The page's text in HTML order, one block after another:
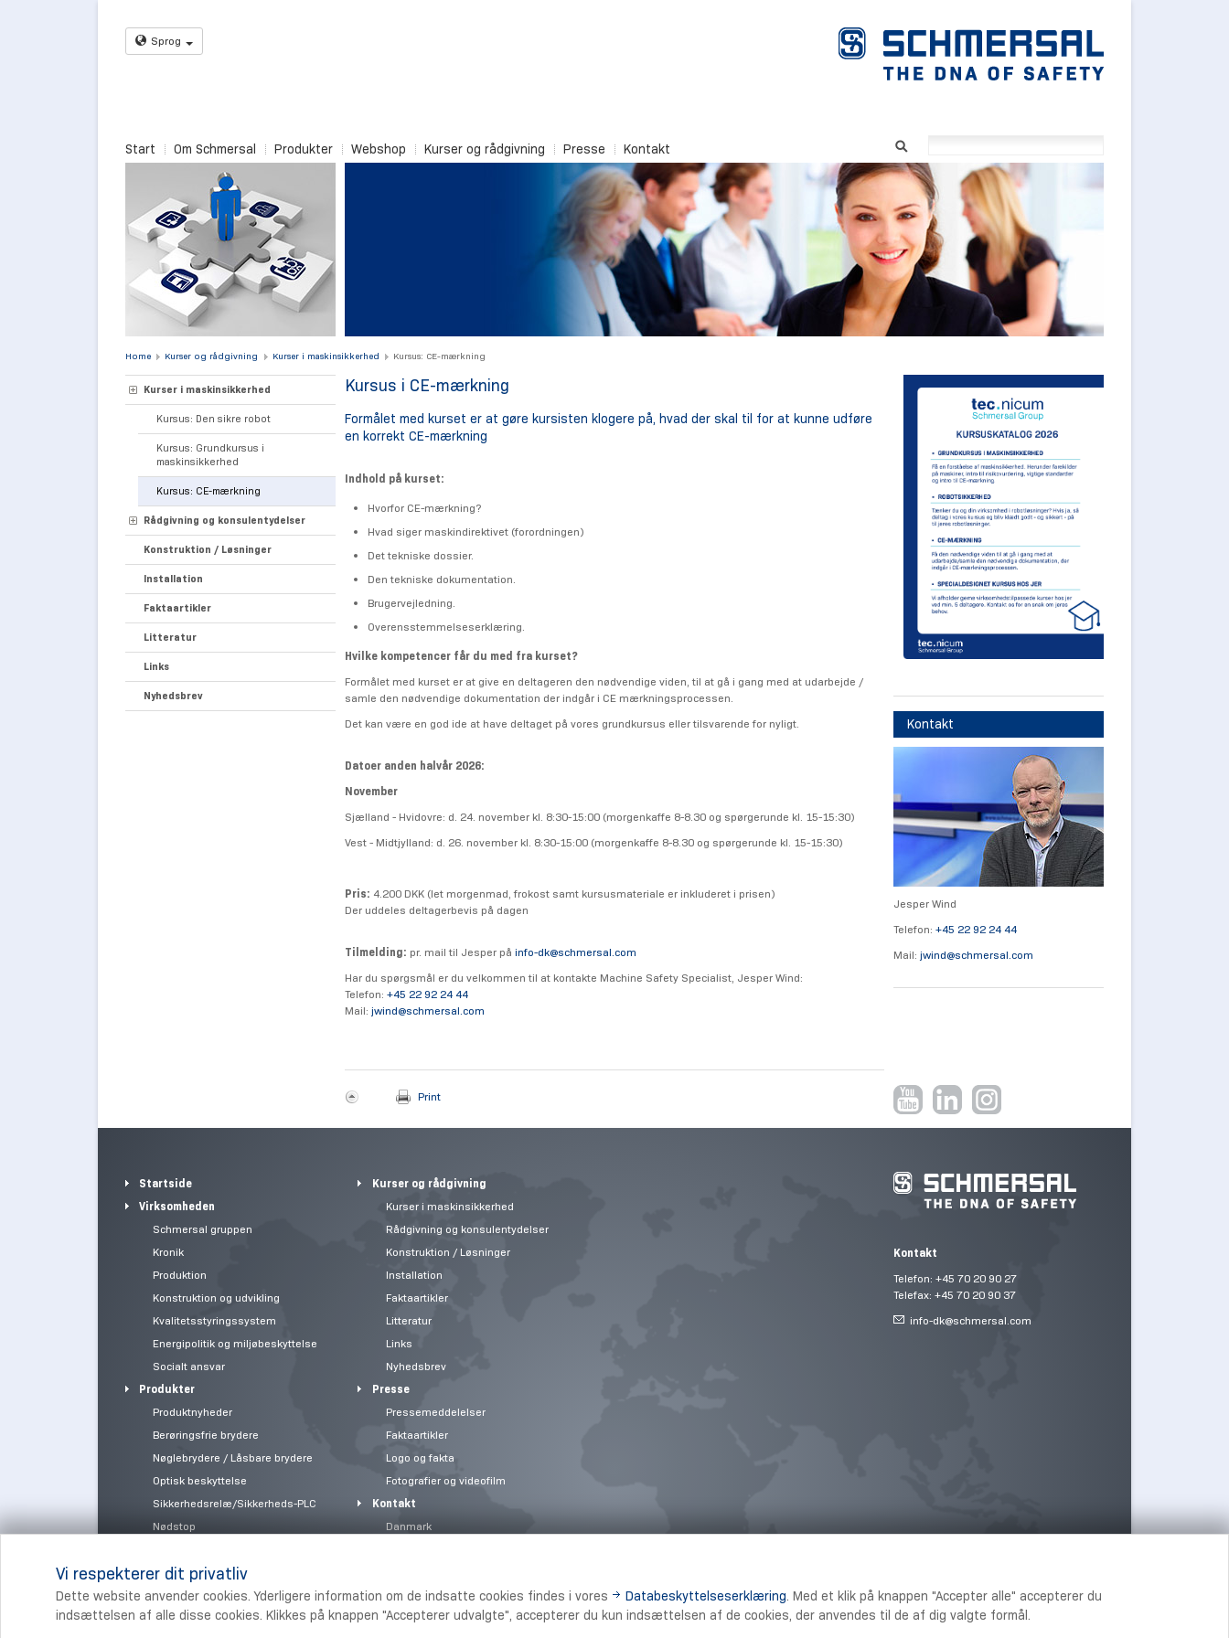
Sprog
Start Om Schmersal Produkter Webshop Kurser og rådgivning Presse Kontakt
Home Kurser og rådgivning Kurser i maskinsikkerhed Kursus: CE-mærkning
Kurser i maskinsikkerhed
Kursus: Den sikre robot
Kursus: Grundkursus i
maskinsikkerhed
Kursus: CE-mærkning
Rådgivning og konsulentydelser
Konstruktion / Løsninger
Installation
Faktaartikler
Litteratur
Links
Nyhedsbrev
Kursus i CE-mærkning
Formålet med kurset er at gøre kursisten klogere på, hvad der skal til for at kunne udføre
en korrekt CE-mærkning
Indhold på kurset:
Hvorfor CE-mærkning?
Hvad siger maskindirektivet (forordningen)
Det tekniske dossier.
Den tekniske dokumentation.
Brugervejledning.
Overensstemmelseserklæring.
Hvilke kompetencer får du med fra kurset?
Formålet med kurset er at give en deltageren den nødvendige viden, til at gå i gang med at udarbejde /
samle den nødvendige dokumentation der indgår i CE mærkningsprocessen.
Det kan være en god ide at have deltaget på vores grundkursus eller tilsvarende for nyligt.
Datoer anden halvår 2026:
November
Sjælland - Hvidovre: d. 24. november kl. 8:30-15:00 (morgenkaffe 8-8.30 og spørgerunde kl. 15-15:30)
Vest - Midtjylland: d. 26. november kl. 8:30-15:00 (morgenkaffe 8-8.30 og spørgerunde kl. 15-15:30)
Pris: 4.200 DKK (let morgenmad, frokost samt kursusmateriale er inkluderet i prisen)
Der uddeles deltagerbevis på dagen
Tilmelding: pr. mail til Jesper på info-dk@schmersal.com
Har du spørgsmål er du velkommen til at kontakte Machine Safety Specialist, Jesper Wind:
Telefon: +45 22 92 24 44
Mail: jwind@schmersal.com
Kontakt
Jesper Wind
Telefon: +45 22 92 24 44
Mail: jwind@schmersal.com
Print
Startside
Virksomheden
Schmersal gruppen
Kronik
Produktion
Konstruktion og udvikling
Kvalitetsstyringssystem
Energipolitik og miljøbeskyttelse
Socialt ansvar
Produkter
Produktnyheder
Berøringsfrie brydere
Nøglebrydere / Låsbare brydere
Optisk beskyttelse
Sikkerhedsrelæ/Sikkerheds-PLC
Nødstop
Brochurer
Kvalitet
Leveringsbetingelser
Kurser og rådgivning
Kurser i maskinsikkerhed
Rådgivning og konsulentydelser
Konstruktion / Løsninger
Installation
Faktaartikler
Litteratur
Links
Nyhedsbrev
Presse
Pressemeddelelser
Faktaartikler
Logo og fakta
Fotografier og videofilm
Kontakt
Danmark
Kontakt
Telefon: +45 70 20 90 27
Telefax: +45 70 20 90 37
info-dk@schmersal.com
Vi respekterer dit privatliv
Dette website anvender cookies. Yderligere information om de indsatte cookies findes i vores Databeskyttelseserklæring. Med et klik på knappen "Accepter alle" accepterer du
indsættelsen af alle disse cookies. Klikkes på knappen "Accepterer udvalgte", accepterer du kun indsættelsen af de cookies, der anvendes til de af dig valgte formål.